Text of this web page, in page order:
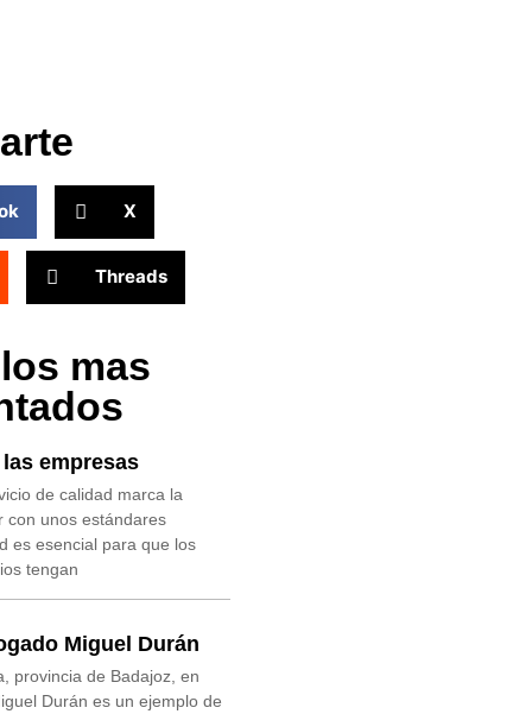
X
Threads
mas
empresas
de calidad marca la
con unos estándares
es esencial para que los
tengan
Miguel Durán
provincia de Badajoz, en
Durán es un ejemplo de